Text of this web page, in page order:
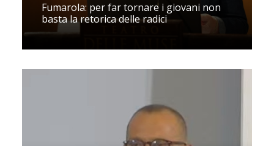
Fumarola: per far tornare i giovani non
basta la retorica delle radici